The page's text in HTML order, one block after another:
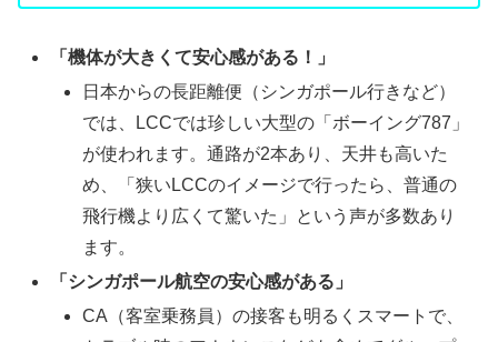
「機体が大きくて安心感がある！」
日本からの長距離便（シンガポール行きなど）
では、LCCでは珍しい大型の「ボーイング787」
が使われます。通路が2本あり、天井も高いた
め、「狭いLCCのイメージで行ったら、普通の
飛行機より広くて驚いた」という声が多数あり
ます。
「シンガポール航空の安心感がある」
CA（客室乗務員）の接客も明るくスマートで、